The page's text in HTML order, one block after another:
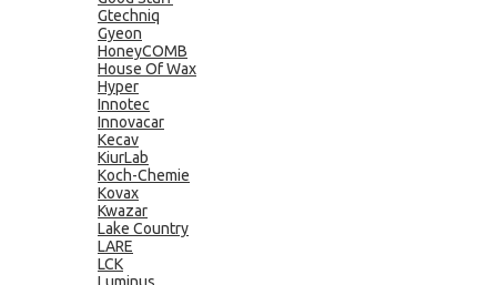
Gtechniq
Gyeon
HoneyCOMB
House Of Wax
Hyper
Innotec
Innovacar
Kecav
KiurLab
Koch-Chemie
Kovax
Kwazar
Lake Country
LARE
LCK